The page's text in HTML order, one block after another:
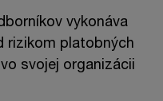
vykonáva
rizikom platobných
svojej organizácii